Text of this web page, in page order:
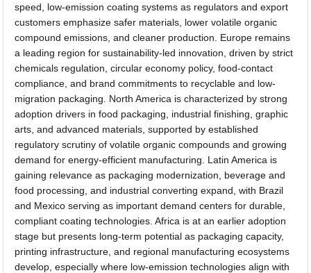
speed, low-emission coating systems as regulators and export
customers emphasize safer materials, lower volatile organic
compound emissions, and cleaner production. Europe remains
a leading region for sustainability-led innovation, driven by strict
chemicals regulation, circular economy policy, food-contact
compliance, and brand commitments to recyclable and low-
migration packaging. North America is characterized by strong
adoption drivers in food packaging, industrial finishing, graphic
arts, and advanced materials, supported by established
regulatory scrutiny of volatile organic compounds and growing
demand for energy-efficient manufacturing. Latin America is
gaining relevance as packaging modernization, beverage and
food processing, and industrial converting expand, with Brazil
and Mexico serving as important demand centers for durable,
compliant coating technologies. Africa is at an earlier adoption
stage but presents long-term potential as packaging capacity,
printing infrastructure, and regional manufacturing ecosystems
develop, especially where low-emission technologies align with